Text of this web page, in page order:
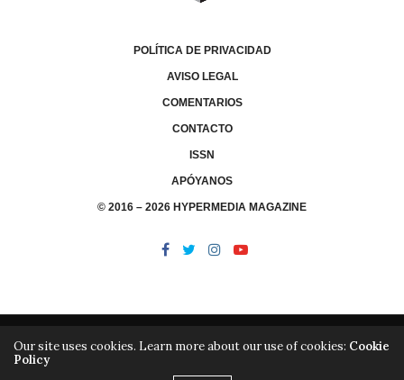
POLÍTICA DE PRIVACIDAD
AVISO LEGAL
COMENTARIOS
CONTACTO
ISSN
APÓYANOS
© 2016 – 2026 HYPERMEDIA MAGAZINE
LIBRERÍA
Our site uses cookies. Learn more about our use of cookies: Cookie
Policy